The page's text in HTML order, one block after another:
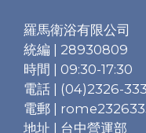
羅馬衛浴有限公司
統編 | 28930809
時間 | 09:30-17:30
電話 | (04)2326-
電郵 |
地址 | 台中營運部